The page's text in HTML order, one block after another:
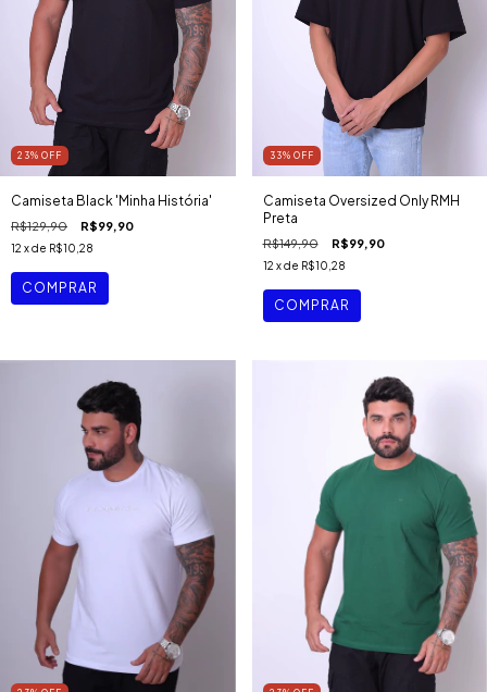
23% OFF
Camiseta Black 'Minha História'
R$129,90 R$99,90
12 x de R$10,28
COMPRAR
33% OFF
Camiseta Oversized Only RMH
Preta
R$149,90 R$99,90
12 x de R$10,28
COMPRAR